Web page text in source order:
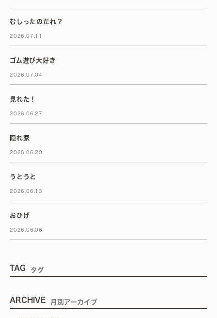
むしったのだれ？
2026.07.11
ゴム遊び大好き
2026.07.04
見れた！
2026.06.27
隠れ家
2026.06.20
うとうと
2026.06.13
おひげ
2026.06.06
TAG タグ
ARCHIVE 月別アーカイブ